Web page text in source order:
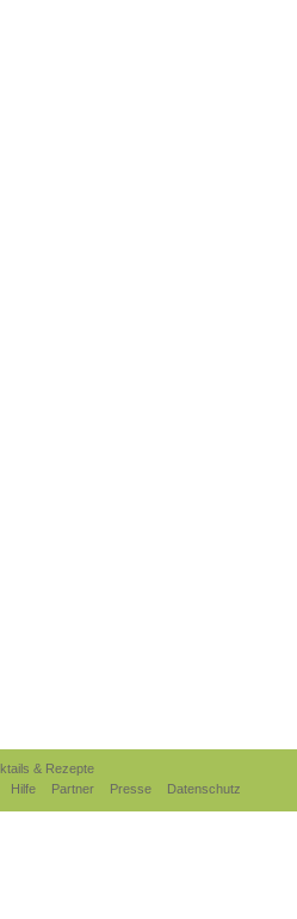
& Rezepte
Hilfe Partner Presse Datenschutz